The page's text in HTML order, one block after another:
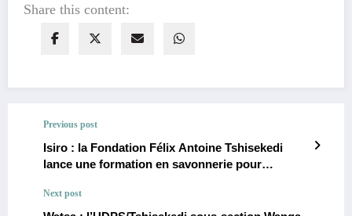
Share this content:
Previous post
Isiro : la Fondation Félix Antoine Tshisekedi
lance une formation en savonnerie pour
l’autonomisation économique
Next post